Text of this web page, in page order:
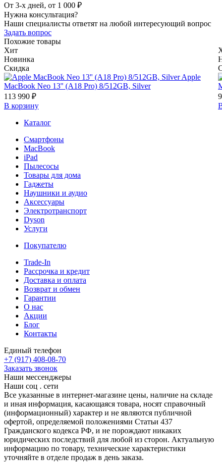
От 3-х дней, от 1 000 ₽
Нужна консультация?
Наши специалисты ответят на любой интересующий вопрос
Задать вопрос
Похожие товары
Хит
Новинка
Скидка
Apple
MacBook Neo 13'' (A18 Pro) 8/512GB, Silver
113 990 ₽
В корзину
Каталог
Смартфоны
MacBook
iPad
Пылесосы
Товары для дома
Гаджеты
Наушники и аудио
Аксессуары
Электротранспорт
Dyson
Услуги
Покупателю
Trade-In
Рассрочка и кредит
Доставка и оплата
Возврат и обмен
Гарантии
О нас
Акции
Блог
Контакты
Единый телефон
+7 (917) 408-08-70
Заказать звонок
Наши мессенджеры
Наши соц . сети
Все указанные в интернет-магазине цены, наличие на складе
и иная информация, касающаяся товара, носят справочный
(информационный) характер и не являются публичной
офертой, определяемой положениями Статьи 437
Гражданского кодекса РФ, и не порождают никаких
юридических последствий для любой из сторон. Актуальную
информацию по товару, технические характеристики
уточняйте в отделе продаж в день заказа.